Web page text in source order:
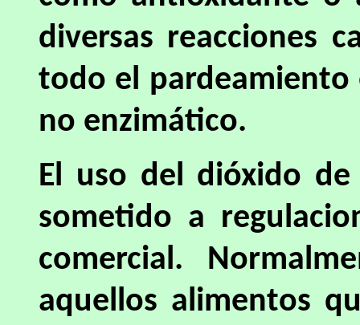
diversas reacciones
todo el pardeamiento
no enzimático.
El uso del dióxido
sometido a
comercial.
aquellos alimentos